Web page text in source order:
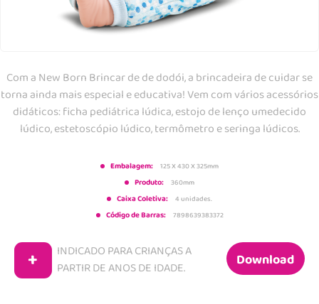
Com a New Born Brincar de de dodói, a brincadeira de cuidar se
torna ainda mais especial e educativa! Vem com vários acessórios
didáticos: ficha pediátrica lúdica, estojo de lenço umedecido
lúdico, estetoscópio lúdico, termômetro e seringa lúdicos.
Embalagem: 125 X 430 X 325mm
Produto: 360mm
Caixa Coletiva: 4 unidades.
Código de Barras: 7898639383372
+
INDICADO PARA CRIANÇAS A
PARTIR DEANOS DE IDADE. Download